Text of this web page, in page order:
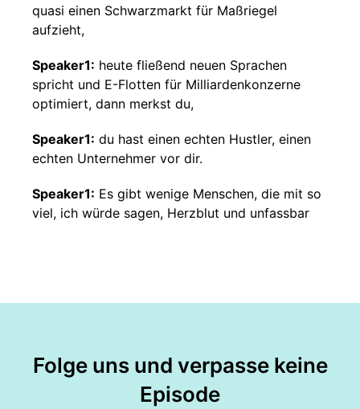
quasi einen Schwarzmarkt für Maßriegel
aufzieht,
Speaker1: heute fließend neuen Sprachen
spricht und E-Flotten für Milliardenkonzerne
optimiert, dann merkst du,
Speaker1: du hast einen echten Hustler, einen
echten Unternehmer vor dir.
Speaker1: Es gibt wenige Menschen, die mit so
viel, ich würde sagen, Herzblut und unfassbar
Speaker1:für mich einfach ein guter Reminder,
Speaker1:Das Gespräch hat mich wirklich
extrem inspiriert und ich hoffe,
Folge uns und verpasse keine
Episode